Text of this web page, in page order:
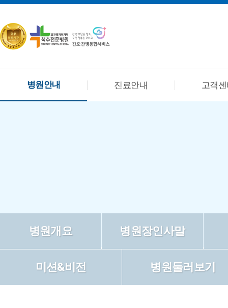
병원안내 진료안내 고객
병원개요 병원장인사말
미션&비전 병원둘러보기